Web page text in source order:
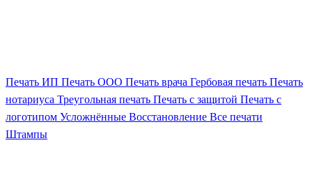
Печать ИП Печать ООО Печать врача Гербовая печать Печать
нотариуса Треугольная печать Печать с защитой Печать с
логотипом Усложнённые Восстановление Все печати
Штампы